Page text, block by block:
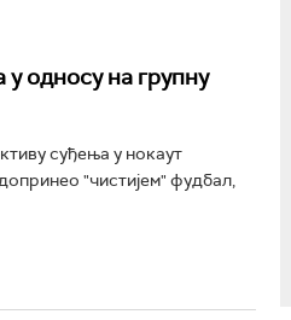
односу на групну
суђења у нокаут
"чистијем" фудбал,